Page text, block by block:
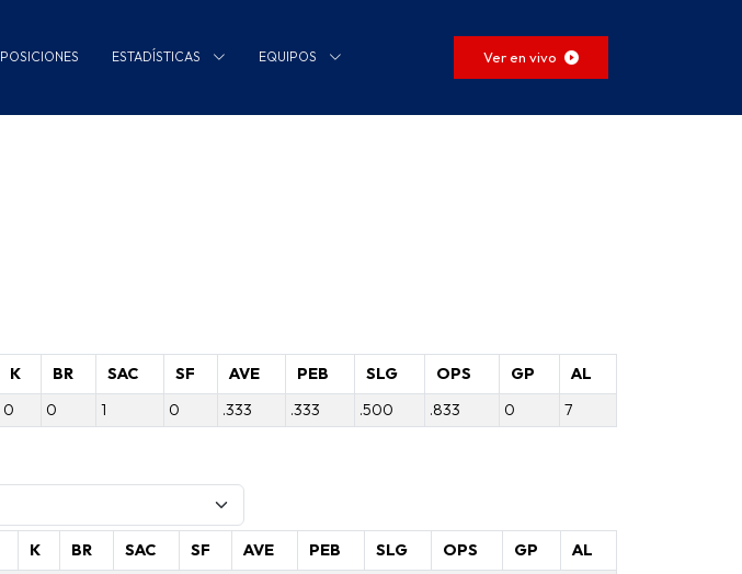
POSICIONES ESTADÍSTICAS EQUIPOS Ver en vivo
K BR SAC SF AVE PEB SLG OPS GP
AL
0 0 1 0 .333 .333 .500 .833 0 7
K BR SAC SF AVE PEB SLG OPS GP
AL